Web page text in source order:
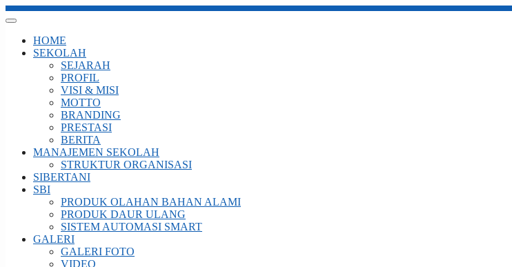
HOME
SEKOLAH
SEJARAH
PROFIL
VISI & MISI
MOTTO
BRANDING
PRESTASI
BERITA
MANAJEMEN SEKOLAH
STRUKTUR ORGANISASI
SIBERTANI
SBI
PRODUK OLAHAN BAHAN ALAMI
PRODUK DAUR ULANG
SISTEM AUTOMASI SMART
GALERI
GALERI FOTO
VIDEO